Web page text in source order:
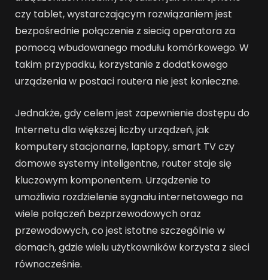
czy tablet, wystarczającym rozwiązaniem jest
bezpośrednie połączenie z siecią operatora za
pomocą wbudowanego modułu komórkowego. W
takim przypadku, korzystanie z dodatkowego
urządzenia w postaci routera nie jest konieczne.
Jednakże, gdy celem jest zapewnienie dostępu do
Internetu dla większej liczby urządzeń, jak
komputery stacjonarne, laptopy, smart TV czy
domowe systemy inteligentne, router staje się
kluczowym komponentem. Urządzenie to
umożliwia rozdzielenie sygnału internetowego na
wiele połączeń bezprzewodowych oraz
przewodowych, co jest istotne szczególnie w
domach, gdzie wielu użytkowników korzysta z sieci
równocześnie.